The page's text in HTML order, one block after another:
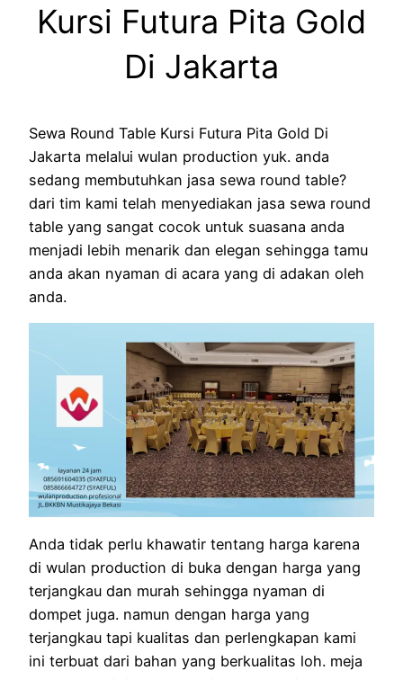
Kursi Futura Pita Gold
Di Jakarta
Sewa Round Table Kursi Futura Pita Gold Di
Jakarta melalui wulan production yuk. anda
sedang membutuhkan jasa sewa round table?
dari tim kami telah menyediakan jasa sewa round
table yang sangat cocok untuk suasana anda
menjadi lebih menarik dan elegan sehingga tamu
anda akan nyaman di acara yang di adakan oleh
anda.
Anda tidak perlu khawatir tentang harga karena
di wulan production di buka dengan harga yang
terjangkau dan murah sehingga nyaman di
dompet juga. namun dengan harga yang
terjangkau tapi kualitas dan perlengkapan kami
ini terbuat dari bahan yang berkualitas loh. meja